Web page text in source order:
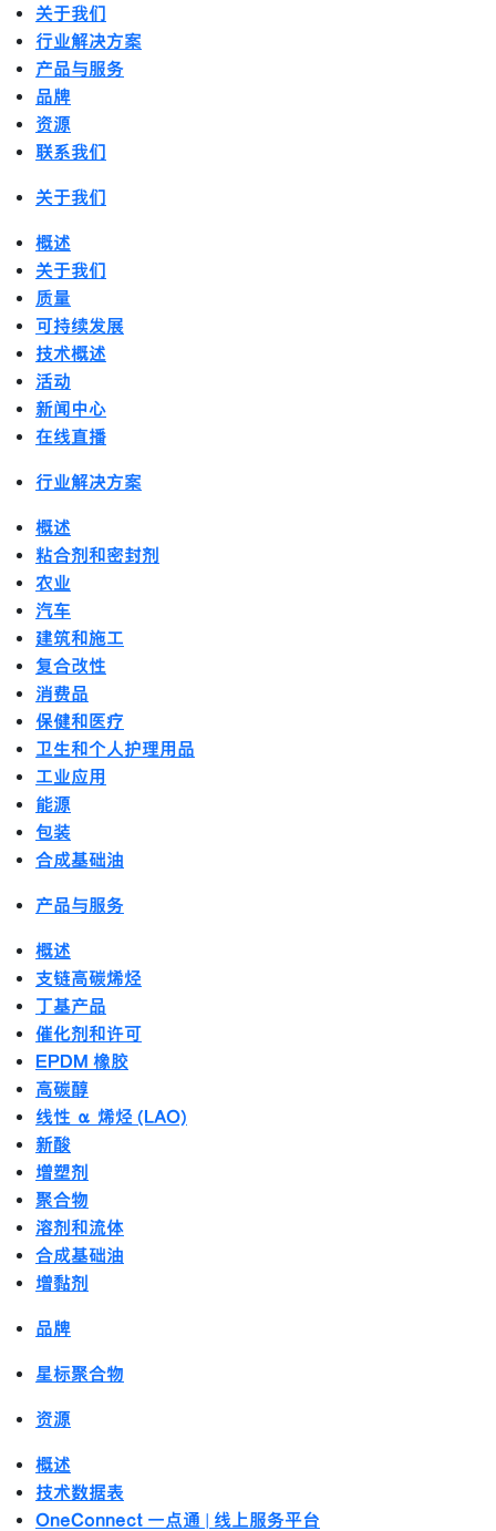
关于我们
行业解决方案
产品与服务
品牌
资源
联系我们
关于我们
概述
关于我们
质量
可持续发展
技术概述
活动
新闻中心
在线直播
行业解决方案
概述
粘合剂和密封剂
农业
汽车
建筑和施工
复合改性
消费品
保健和医疗
卫生和个人护理用品
工业应用
能源
包装
合成基础油
产品与服务
概述
支链高碳烯烃
丁基产品
催化剂和许可
EPDM 橡胶
高碳醇
线性 α 烯烃 (LAO)
新酸
增塑剂
聚合物
溶剂和流体
合成基础油
增黏剂
品牌
星标聚合物
资源
概述
技术数据表
OneConnect 一点通 | 线上服务平台